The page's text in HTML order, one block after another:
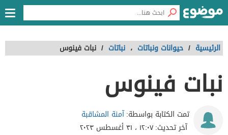
الرئيسية / حيوانات ونباتات ، نباتات / نبات فينوس
نبات فينوس
تمت الكتابة بواسطة:آمنة المشاقبة
آخر تحديث:١٢:٠٧ ، ٣١ أغسطس ٢٠٢٣